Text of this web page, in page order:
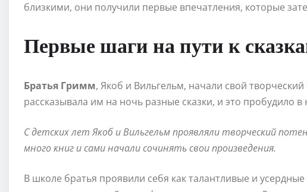
близкими, они получили первые впечатления, которые
Первые шаги на пути к
Братья Гримм, Якоб и Вильгельм, начали свой
рассказывала им на ночь разные сказки, и это пробудило
С детских лет Якоб и Вильгельм проявляли творческий
много книг и сами начали сочинять свои произведения.
В школе братья проявили себя как талантливые и